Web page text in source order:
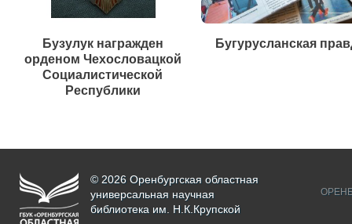
Бузулук награжден
орденом Чехословацкой
Социалистической
Республики
Бугурусланская
© 2026 Оренбургская областная
универсальная научная
библиотека им. Н.К.Крупской